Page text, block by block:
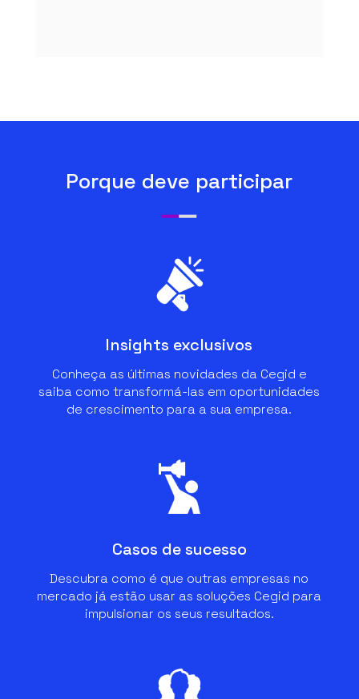
Porque deve participar
Insights exclusivos
Conheça as últimas novidades da Cegid e
saiba como transformá-las em oportunidades
de crescimento para a sua empresa.
Casos de sucesso
Descubra como é que outras empresas no
mercado já estão usar as soluções Cegid para
impulsionar os seus resultados.